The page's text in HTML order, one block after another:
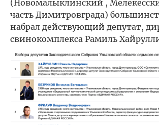
(Новомалыклинский ,
часть Димитровграда)
набрал действующий депутат,
свинокомплекса Рамиль